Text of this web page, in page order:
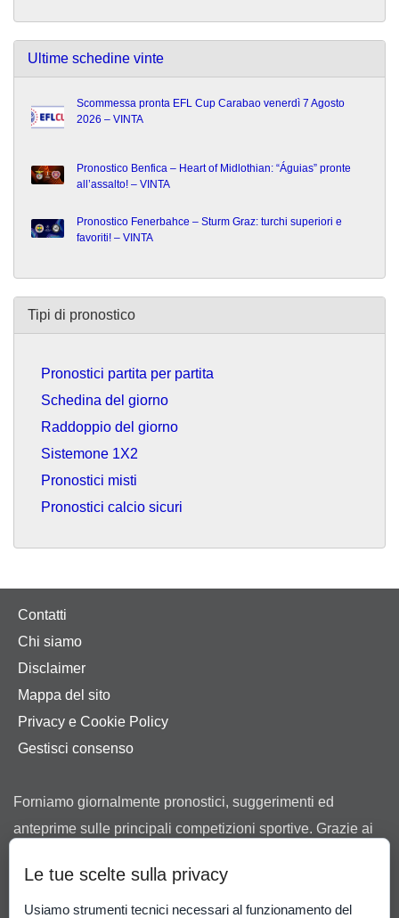
Ultime schedine vinte
Scommessa pronta EFL Cup Carabao venerdì 7 Agosto
2026 – VINTA
Pronostico Benfica – Heart of Midlothian: “Águias” pronte
all’assalto! – VINTA
Pronostico Fenerbahce – Sturm Graz: turchi superiori e
favoriti! – VINTA
Tipi di pronostico
Pronostici partita per partita
Schedina del giorno
Raddoppio del giorno
Sistemone 1X2
Pronostici misti
Pronostici calcio sicuri
Contatti
Chi siamo
Disclaimer
Mappa del sito
Privacy e Cookie Policy
Gestisci consenso
Forniamo giornalmente pronostici, suggerimenti ed
anteprime sulle principali competizioni sportive. Grazie ai
bookmaker in possesso di regolare concessione ad
operare in Italia rilasciata dall’Agenzia delle Dogane e dei
Le tue scelte sulla privacy
Usiamo strumenti tecnici necessari al funzionamento del